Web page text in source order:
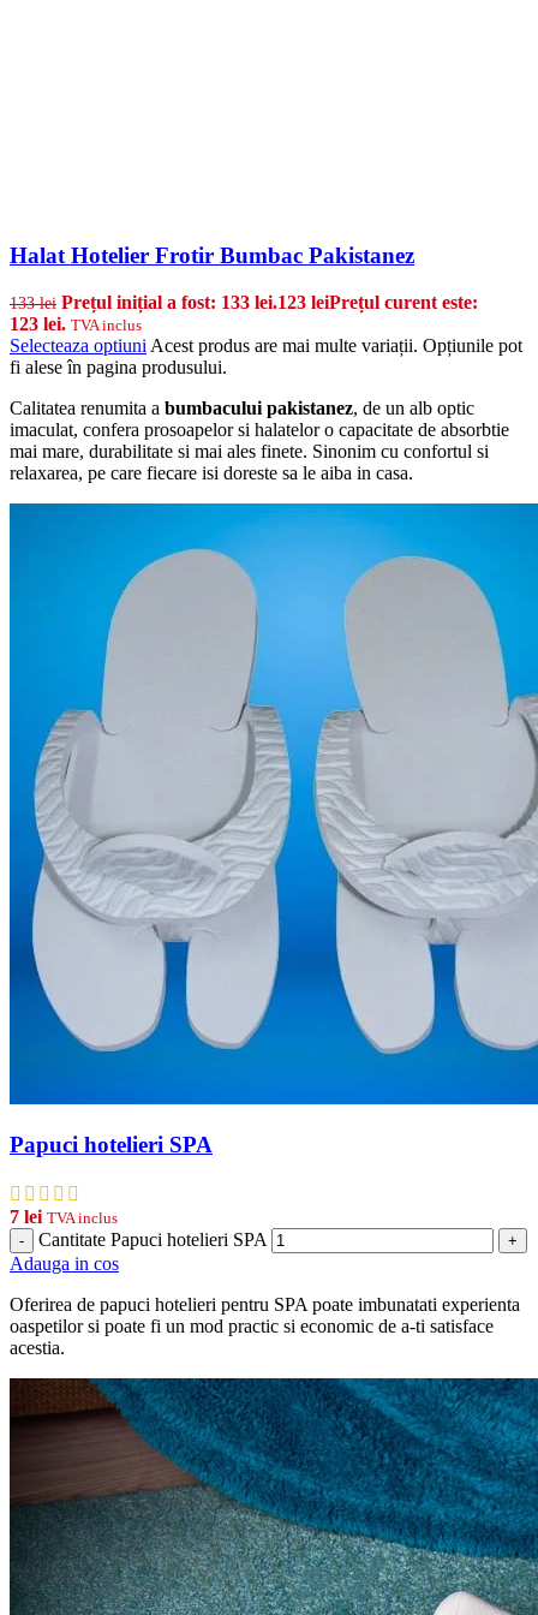
Halat Hotelier Frotir Bumbac Pakistanez
133lei Prețul inițial a fost: 133 lei.123 leiPrețul curent este:
123 lei. TVA inclus
Selecteaza optiuni Acest produs are mai multe variații. Opțiunile pot
fi alese în pagina produsului.
Calitatea renumita a bumbacului pakistanez, de un alb optic
imaculat, confera prosoapelor si halatelor o capacitate de absorbtie
mai mare, durabilitate si mai ales finete. Sinonim cu confortul si
relaxarea, pe care fiecare isi doreste sa le aiba in casa.
Papuci hotelieri SPA
7 lei TVA inclus
-
Cantitate Papuci hotelieri SPA +
Adauga in cos
Oferirea de papuci hotelieri pentru SPA poate imbunatati experienta
oaspetilor si poate fi un mod practic si economic de a-ti satisface
acestia.